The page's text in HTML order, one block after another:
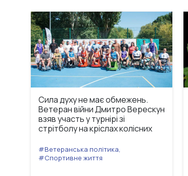
Сила духу не має обмежень.
Ветеран війни Дмитро Верескун
взяв участь у турнірі зі
стрітболу на кріслах колісних
#Ветеранська політика,
#Спортивне життя